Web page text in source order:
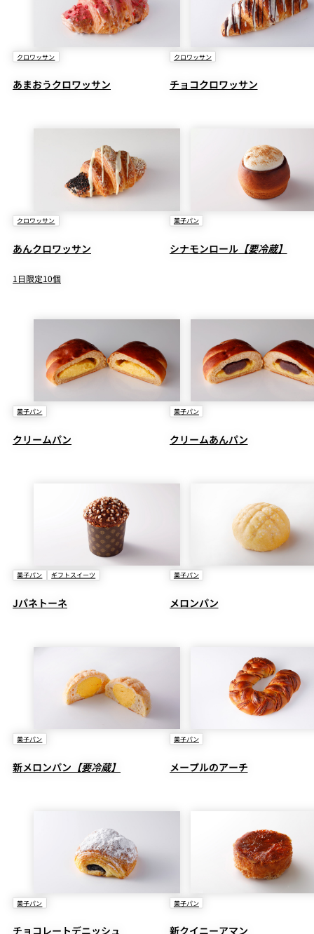
クロワッサン
あまおうクロワッサン
クロワッサン
チョコクロワッサン
クロワッサン
あんクロワッサン
1日限定10個
菓子パン
シナモンロール【要冷蔵】
菓子パン
クリームパン
菓子パン
クリームあんパン
菓子パン ギフトスイーツ
Jパネトーネ
菓子パン
メロンパン
菓子パン
新メロンパン 【要冷蔵】
菓子パン
メープルのアーチ
菓子パン
チョコレートデニッシュ
菓子パン
新クイニーアマン